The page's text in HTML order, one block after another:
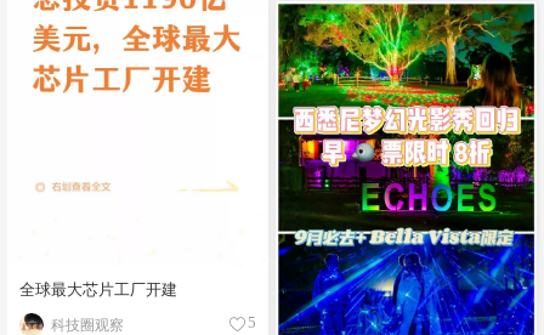
全球最大芯片工厂开建
科技圈观察 5